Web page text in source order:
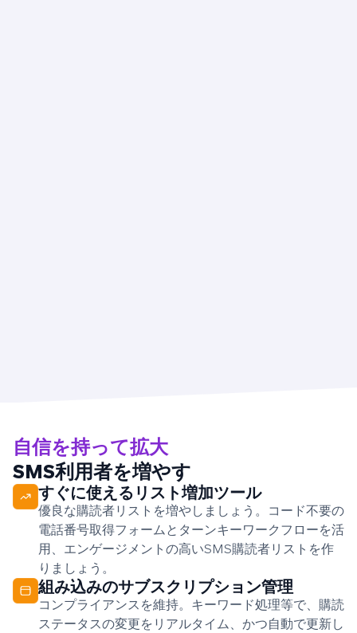
自信を持って拡大
SMS利用者を増やす
すぐに使えるリスト増加ツール
優良な購読者リストを増やしましょう。コード不要の
電話番号取得フォームとターンキーワークフローを活
用、エンゲージメントの高いSMS購読者リストを作
りましょう。
組み込みのサブスクリプション管理
コンプライアンスを維持。キーワード処理等で、購読
ステータスの変更をリアルタイム、かつ自動で更新し